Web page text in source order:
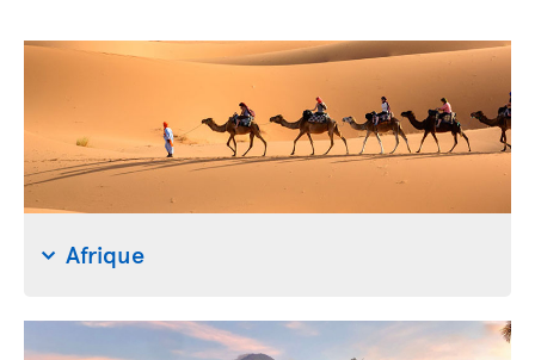
Afrique